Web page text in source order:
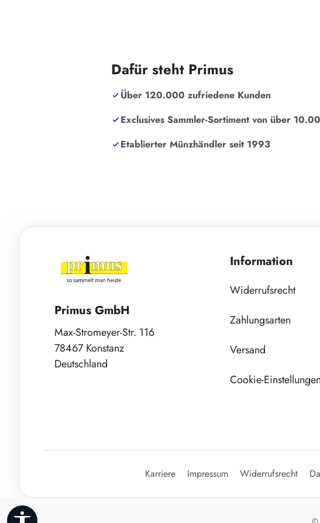
Dafür steht Primus
Über 120.000 zufriedene Kunden
Exclusives Sammler-Sortiment von über
Etablierter Münzhändler seit 1993
Primus GmbH
Max-Stromeyer-Str. 116
78467 Konstanz
Deutschland
Information
Widerrufsrecht
Zahlungsarten
Versand
Cookie-
Karriere Impressum Widerrufsrecht
Werkzeugleiste anzeigen